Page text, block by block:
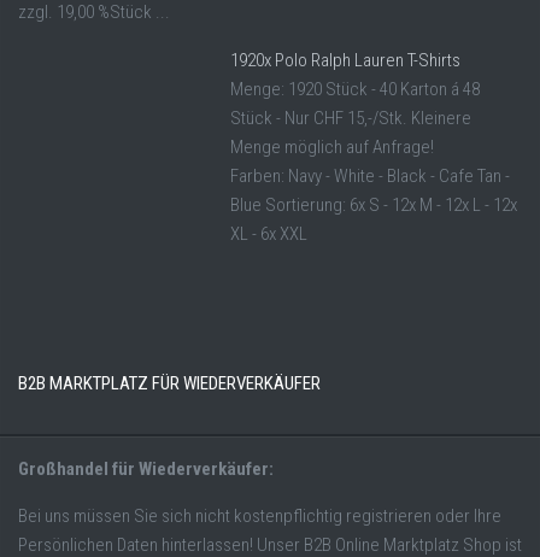
zzgl. 19,00 %Stück ...
1920x Polo Ralph Lauren T-Shirts
Menge: 1920 Stück - 40 Karton á 48
Stück - Nur CHF 15,-/Stk. Kleinere
Menge möglich auf Anfrage!
Farben: Navy - White - Black - Cafe Tan -
Blue Sortierung: 6x S - 12x M - 12x L - 12x
XL - 6x XXL
B2B MARKTPLATZ FÜR WIEDERVERKÄUFER
Großhandel für Wiederverkäufer:
Bei uns müssen Sie sich nicht kostenpflichtig registrieren oder Ihre
Persönlichen Daten hinterlassen! Unser B2B Online Marktplatz Shop ist